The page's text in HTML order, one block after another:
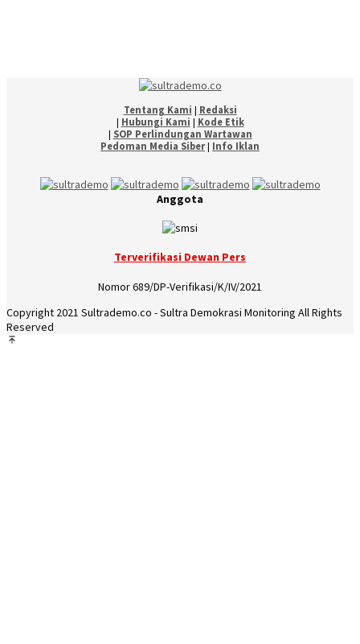
Tentang Kami | Redaksi
| Hubungi Kami | Kode Etik
| SOP Perlindungan Wartawan
Pedoman Media Siber| Info Iklan
Anggota
Terverifikasi Dewan Pers
Nomor 689/DP-Verifikasi/K/IV/2021
Copyright 2021 Sultrademo.co - Sultra Demokrasi Monitoring All Rights
Reserved